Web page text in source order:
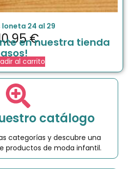
loneta 24 al 29
€
al carrito
en nuestra tienda
catálogo
categorías y descubre una
productos de moda infantil.